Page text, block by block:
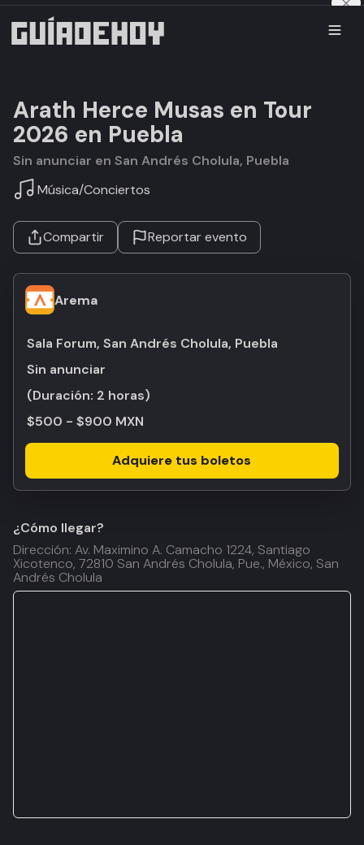
Arath Herce Musas en Tour
2026 en Puebla
Sin anunciar en San Andrés Cholula, Puebla
Música/Conciertos
Compartir Reportar evento
Arema
Sala Forum, San Andrés Cholula, Puebla
Sin anunciar
(Duración: 2 horas)
$500 - $900 MXN
Adquiere tus boletos
¿Cómo llegar?
Dirección: Av. Maximino A. Camacho 1224, Santiago
Xicotenco, 72810 San Andrés Cholula, Pue., México, San
Andrés Cholula